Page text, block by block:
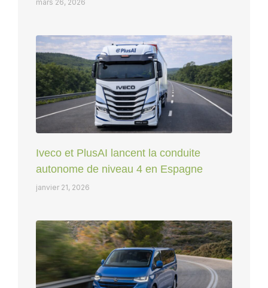
mars 26, 2026
Iveco et PlusAI lancent la conduite
autonome de niveau 4 en Espagne
janvier 21, 2026